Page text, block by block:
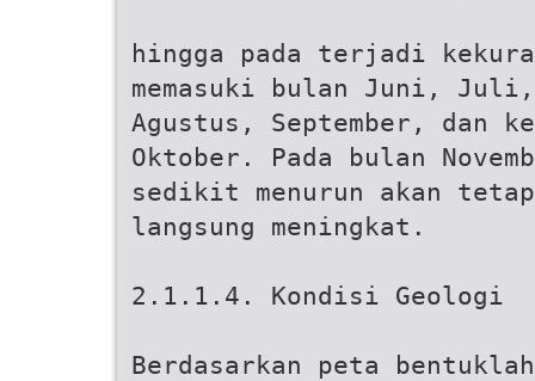
hingga pada terjadi
memasuki bulan Juni, Juli,
Agustus, September, dan
Oktober. Pada bulan
sedikit menurun akan
langsung meningkat.
2.1.1.4. Kondisi Geologi
Berdasarkan peta